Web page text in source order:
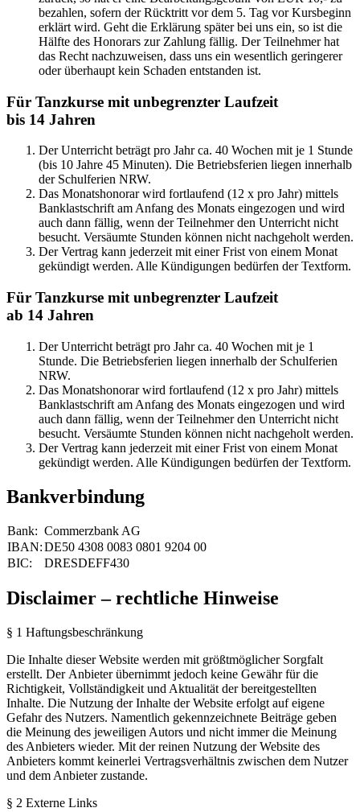
bezahlen, sofern der Rücktritt vor dem 5. Tag vor Kursbeginn
erklärt wird. Geht die Erklärung später bei uns ein, so ist die
Hälfte des Honorars zur Zahlung fällig. Der Teilnehmer hat
das Recht nachzuweisen, dass uns ein wesentlich geringerer
oder überhaupt kein Schaden entstanden ist.
Für Tanzkurse mit unbegrenzter Laufzeit
bis 14 Jahren
Der Unterricht beträgt pro Jahr ca. 40 Wochen mit je 1 Stunde
(bis 10 Jahre 45 Minuten). Die Betriebsferien liegen innerhalb
der Schulferien NRW.
Das Monatshonorar wird fortlaufend (12 x pro Jahr) mittels
Banklastschrift am Anfang des Monats eingezogen und wird
auch dann fällig, wenn der Teilnehmer den Unterricht nicht
besucht. Versäumte Stunden können nicht nachgeholt werden.
Der Vertrag kann jederzeit mit einer Frist von einem Monat
gekündigt werden. Alle Kündigungen bedürfen der Textform.
Für Tanzkurse mit unbegrenzter Laufzeit
ab 14 Jahren
Der Unterricht beträgt pro Jahr ca. 40 Wochen mit je 1
Stunde. Die Betriebsferien liegen innerhalb der Schulferien
NRW.
Das Monatshonorar wird fortlaufend (12 x pro Jahr) mittels
Banklastschrift am Anfang des Monats eingezogen und wird
auch dann fällig, wenn der Teilnehmer den Unterricht nicht
besucht. Versäumte Stunden können nicht nachgeholt werden.
Der Vertrag kann jederzeit mit einer Frist von einem Monat
gekündigt werden. Alle Kündigungen bedürfen der Textform.
Bankverbindung
Bank: Commerzbank AG
IBAN:DE50 4308 0083 0801 9204 00
BIC:
DRESDEFF430
Disclaimer – rechtliche Hinweise
§ 1 Haftungsbeschränkung
Die Inhalte dieser Website werden mit größtmöglicher Sorgfalt
erstellt. Der Anbieter übernimmt jedoch keine Gewähr für die
Richtigkeit, Vollständigkeit und Aktualität der bereitgestellten
Inhalte. Die Nutzung der Inhalte der Website erfolgt auf eigene
Gefahr des Nutzers. Namentlich gekennzeichnete Beiträge geben
die Meinung des jeweiligen Autors und nicht immer die Meinung
des Anbieters wieder. Mit der reinen Nutzung der Website des
Anbieters kommt keinerlei Vertragsverhältnis zwischen dem Nutzer
und dem Anbieter zustande.
§ 2 Externe Links